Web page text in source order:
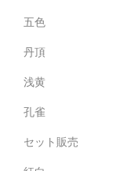
五色
丹頂
浅黄
孔雀
セット販売